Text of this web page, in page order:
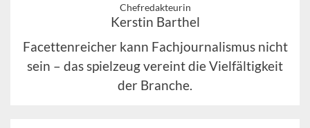
Chefredakteurin
Kerstin Barthel
Facettenreicher kann Fachjournalismus nicht
sein – das spielzeug vereint die Vielfältigkeit
der Branche.